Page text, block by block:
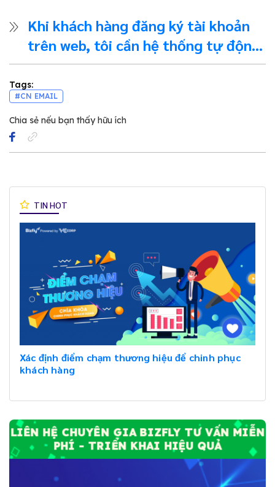
Khi khách hàng đăng ký tài khoản
trên web, tôi cần hệ thống tự động
gửi ngay email xác nhận
Tags:
#CN EMAIL
Chia sẻ nếu bạn thấy hữu ích
TIN HOT
Xác định điểm chạm thương hiệu để chinh phục
khách hàng
LIÊN HỆ CHUYÊN GIA BIZFLY TƯ VẤN MIỄN
PHÍ - TRIỂN KHAI HIỆU QUẢ